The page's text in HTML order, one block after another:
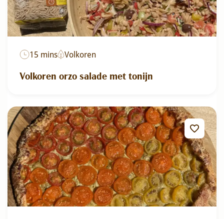
15 mins Volkoren
Volkoren orzo salade met tonijn